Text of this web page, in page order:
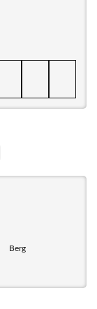
Berg